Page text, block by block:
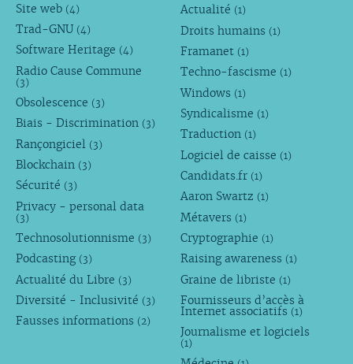
Site web (4)
Trad-GNU (4)
Software Heritage (4)
Radio Cause Commune
(3)
Obsolescence (3)
Biais - Discrimination (3)
Rançongiciel (3)
Blockchain (3)
Sécurité (3)
Privacy - personal data
(3)
Technosolutionnisme (3)
Podcasting (3)
Actualité du Libre (3)
Diversité - Inclusivité (3)
Fausses informations (2)
Actualité (1)
Droits humains (1)
Framanet (1)
Techno-fascisme (1)
Windows (1)
Syndicalisme (1)
Traduction (1)
Logiciel de caisse (1)
Candidats.fr (1)
Aaron Swartz (1)
Métavers (1)
Cryptographie (1)
Raising awareness (1)
Graine de libriste (1)
Fournisseurs d’accès à
Internet associatifs (1)
Journalisme et logiciels
(1)